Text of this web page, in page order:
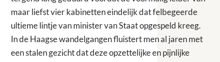
maar liefst vier kabinetten eindelijk dat felbegeerde
ultieme lintje van minister van Staat opgespeld kreeg.
In de Haagse wandelgangen fluistert men al jaren met
een stalen gezicht dat deze opzettelijke en pijnlijke